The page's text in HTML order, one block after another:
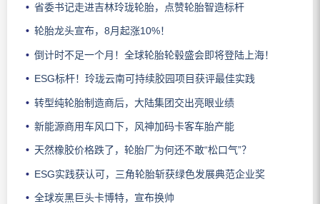
省委书记走进吉林玲珑轮胎，点赞轮胎智造标杆
轮胎龙头宣布，8月起涨10%！
倒计时不足一个月！全球轮胎轮毂盛会即将登陆上海！
ESG标杆！玲珑云南可持续胶园项目获评最佳实践
转型纯轮胎制造商后，大陆集团交出亮眼业绩
新能源商用车风口下，风神加码卡客车胎产能
天然橡胶价格跌了，轮胎厂为何还不敢“松口气”？
ESG实践获认可，三角轮胎斩获绿色发展典范企业奖
全球炭黑巨头卡博特，宣布换帅